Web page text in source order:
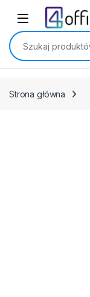
Skip to navigation
Skip to content
Szukaj:
Strona główna